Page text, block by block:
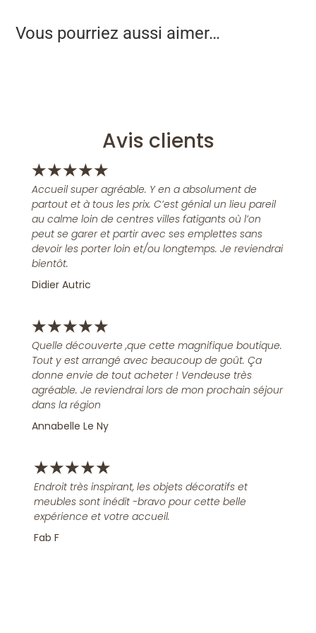
Vous pourriez aussi aimer…
Avis clients
★★★★★
Accueil super agréable. Y en a absolument de
partout et à tous les prix. C’est génial un lieu pareil
au calme loin de centres villes fatigants où l’on
peut se garer et partir avec ses emplettes sans
devoir les porter loin et/ou longtemps. Je reviendrai
bientôt.
Didier Autric
★★★★★
Quelle découverte ,que cette magnifique boutique.
Tout y est arrangé avec beaucoup de goût. Ça
donne envie de tout acheter ! Vendeuse très
agréable. Je reviendrai lors de mon prochain séjour
dans la région
Annabelle Le Ny
★★★★★
Endroit très inspirant, les objets décoratifs et
meubles sont inédit -bravo pour cette belle
expérience et votre accueil.
Fab F